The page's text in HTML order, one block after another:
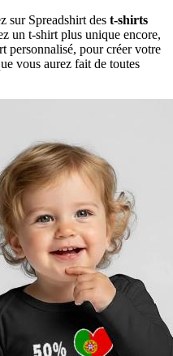
sur Spreadshirt des t-shirts
un t-shirt plus unique encore,
personnalisé, pour créer votre
vous aurez fait de toutes